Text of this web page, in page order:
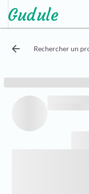
arrow_back Rechercher un